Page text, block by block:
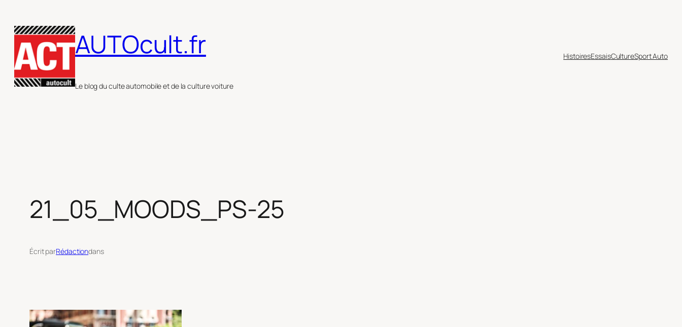
au
contenu
AUTOcult.fr
Le blog du culte automobile et de la culture voiture
HistoiresEssaisCultureSport Auto
21_05_MOODS_PS-25
Écrit parRédactiondans